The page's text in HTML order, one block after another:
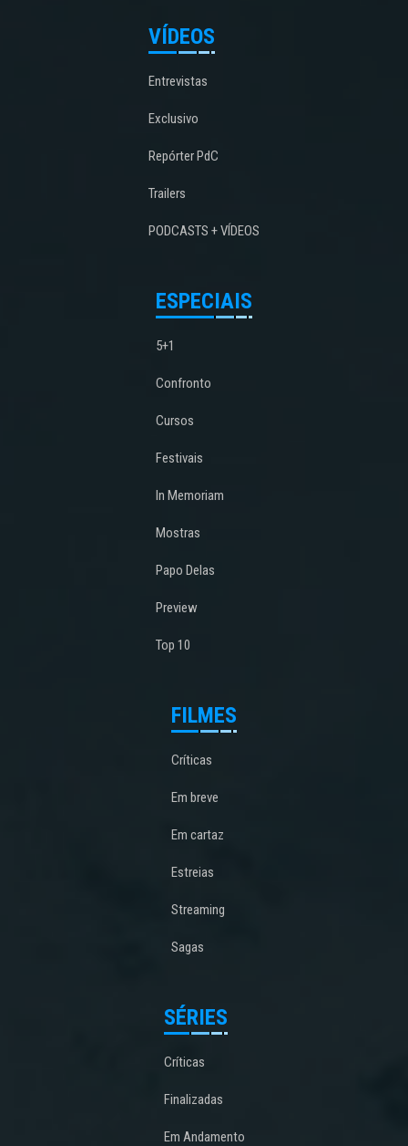
VÍDEOS
Entrevistas
Exclusivo
Repórter PdC
Trailers
PODCASTS + VÍDEOS
ESPECIAIS
5+1
Confronto
Cursos
Festivais
In Memoriam
Mostras
Papo Delas
Preview
Top 10
FILMES
Críticas
Em breve
Em cartaz
Estreias
Streaming
Sagas
SÉRIES
Críticas
Finalizadas
Em Andamento